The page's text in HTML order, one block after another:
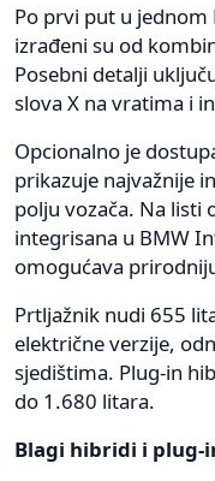
Po prvi put u
izrađeni su od
Posebni detalji
slova X na vratima i
Opcionalno je
prikazuje najvažnije
polju vozača. Na listi
integrisana u BMW
omogućava
Prtljažnik nudi 655
električne verzije,
sjedištima. Plug-in
do 1.680 litara.
Blagi hibridi i plug-